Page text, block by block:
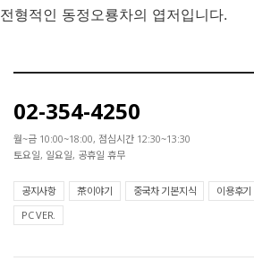
전형적인 동정오룡차의 엽저입니다.
02-354-4250
월~금 10:00~18:00, 점심시간 12:30~13:30
토요일, 일요일, 공휴일 휴무
공지사항 茶이야기 중국차 기본지식 이용후기
PC VER.